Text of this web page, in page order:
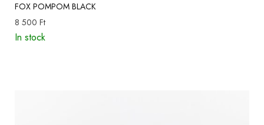
FOX POMPOM BLACK
8 500 Ft
In stock